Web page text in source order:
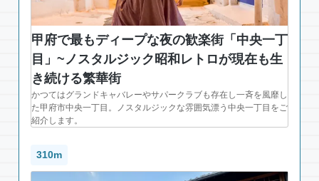
甲府で最もディープな夜の歓楽街「中央一丁
目」~ノスタルジック昭和レトロが現在も生
き続ける繁華街
かつてはグランドキャバレーやサパークラブも存在し一斉を風靡し
た甲府市中央一丁目。ノスタルジックな雰囲気漂う中央一丁目をご
紹介します。
310m